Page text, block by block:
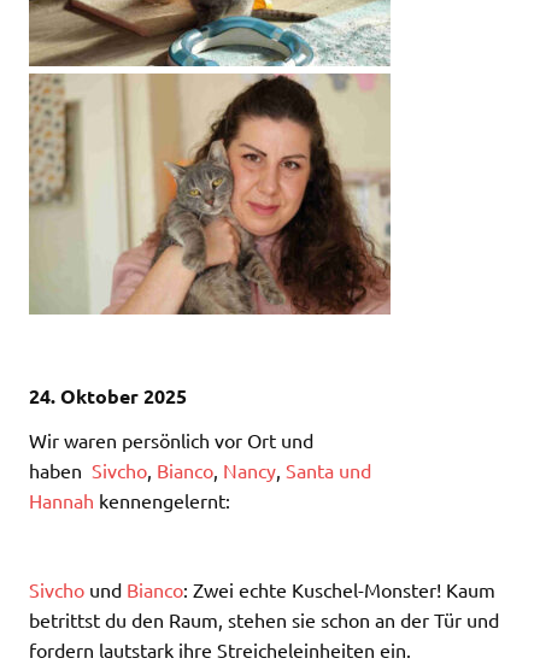
24. Oktober 2025
Wir waren persönlich vor Ort und
haben Sivcho Bianco Nancy Santa und
Hannah kennengelernt:
Sivcho und Bianco: Zwei echte Kuschel-Monster! Kaum
betrittst du den Raum, stehen sie schon an der Tür und
fordern lautstark ihre Streicheleinheiten ein.